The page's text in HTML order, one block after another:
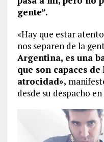
gente”.
«Hay que estar
nos separen de la
Argentina, es una
que son capaces
atrocidad»,
desde su despacho